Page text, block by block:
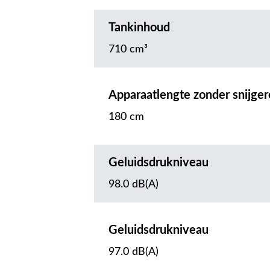
Tankinhoud
710 cm³
Apparaatlengte zonder
180 cm
Geluidsdrukniveau
98.0 dB(A)
Geluidsdrukniveau
97.0 dB(A)